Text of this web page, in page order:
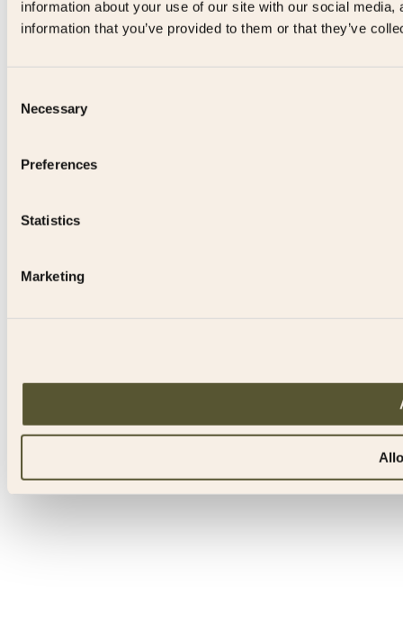
information about your use of our site with our social
information that you’ve provided to them or that they’ve
Selection
Necessary
Preferences
Statistics
Marketing